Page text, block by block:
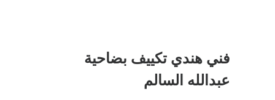
فني هندي تكييف بضاحية
عبدالله السالم